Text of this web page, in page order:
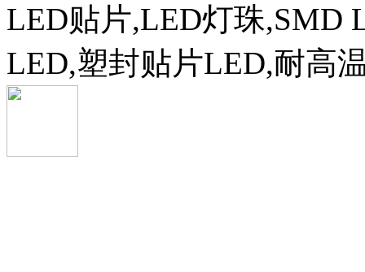
LED贴片,LED灯珠,SMD
LED,塑封贴片LED,耐